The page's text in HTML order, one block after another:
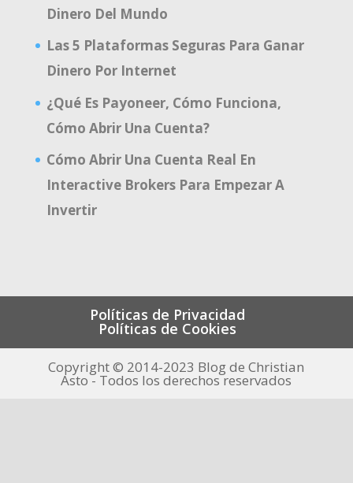
Dinero Del Mundo
Las 5 Plataformas Seguras Para Ganar
Dinero Por Internet
¿Qué Es Payoneer, Cómo Funciona,
Cómo Abrir Una Cuenta?
Cómo Abrir Una Cuenta Real En
Interactive Brokers Para Empezar A
Invertir
Políticas de Privacidad
Políticas de Cookies
Copyright © 2014-2023 Blog de Christian
Asto - Todos los derechos reservados